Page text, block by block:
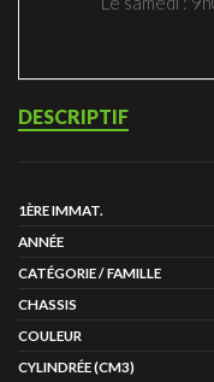
DESCRIPTIF
1ÈRE IMMAT.
ANNÉE
CATÉGORIE / FAMILLE
CHASSIS
COULEUR
CYLINDRÉE (CM3)